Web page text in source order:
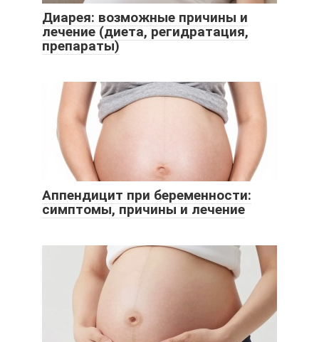
Диарея: возможные причины и
лечение (диета, регидратация,
препараты)
Аппендицит при беременности:
симптомы, причины и лечение